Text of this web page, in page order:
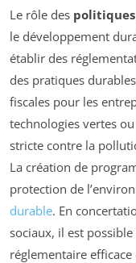
Le rôle des
le développement
établir des
des pratiques
fiscales pour les
technologies vertes
stricte contre la
La création de
protection de
durable. En
sociaux, il est
réglementaire